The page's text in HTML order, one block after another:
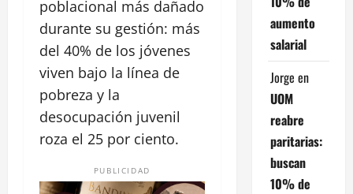
poblacional más dañado
durante su gestión: más
del 40% de los jóvenes
viven bajo la línea de
pobreza y la
desocupación juvenil
roza el 25 por ciento.
PUBLICIDAD
aumento
salarial
Jorge en
UOM
reabre
paritarias:
buscan
10% de